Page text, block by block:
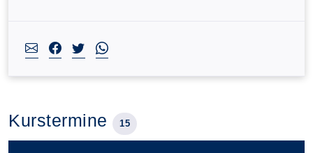
Kurstermine 15